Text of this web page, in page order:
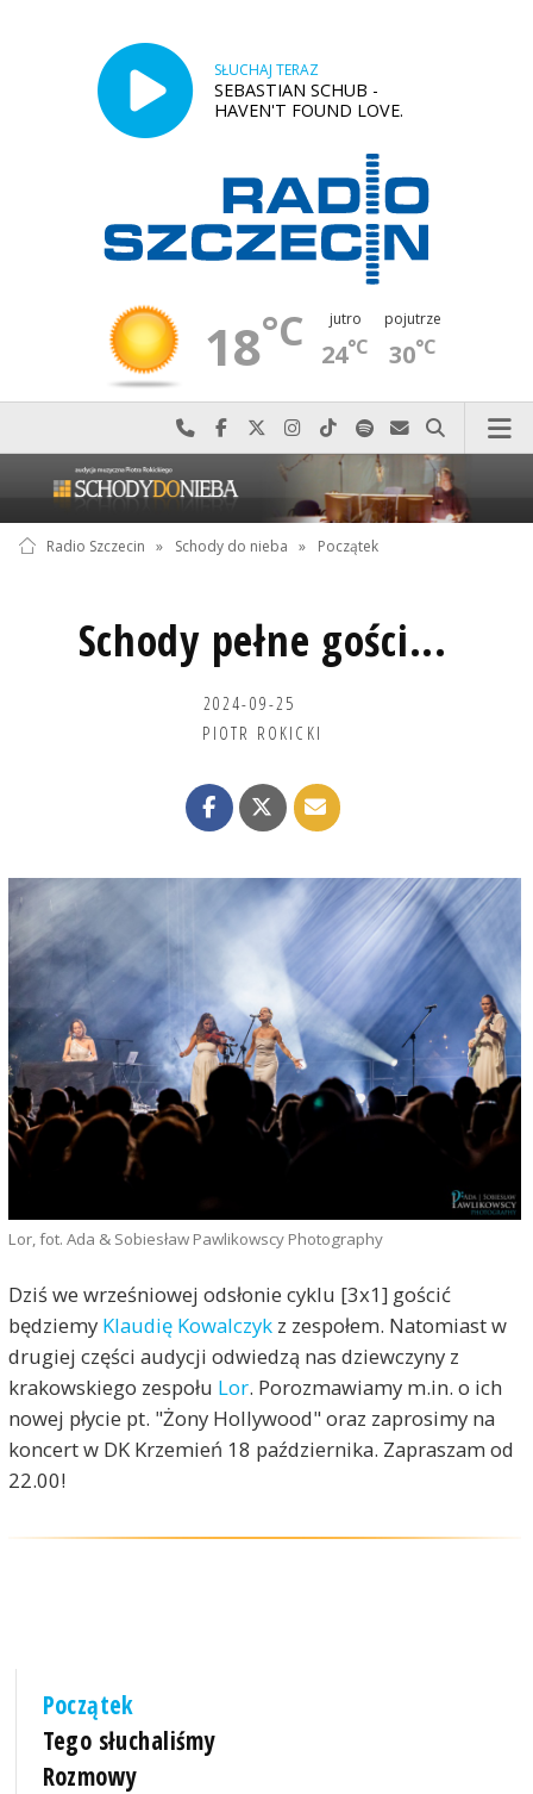
SŁUCHAJ TERAZ
SEBASTIAN SCHUB -
HAVEN'T FOUND LOVE.
18°C jutro
24°C
pojutrze
30°C
Najlepiej po prostu do nas zadzwoń
Odwiedź nas na Facebook-u
Odwiedź nas na X
Odwiedź nas na Instagram-ie
Odwiedź nas na TikTok-u
Szukaj nas na Spotify
Wyślij do nas
Szukaj
Radio Szczecin » Schody do nieba » Początek
Schody pełne gości...
2024-09-25
PIOTR ROKICKI
Lor, fot. Ada & Sobiesław Pawlikowscy Photography
Dziś we wrześniowej odsłonie cyklu [3x1] gościć
będziemy Klaudię Kowalczykz zespołem. Natomiast w
drugiej części audycji odwiedzą nas dziewczyny z
krakowskiego zespołu Lor. Porozmawiamy m.in. o ich
nowej płycie pt. "Żony Hollywood" oraz zaprosimy na
koncert w DK Krzemień 18 października. Zapraszam od
22.00!
Początek
Tego słuchaliśmy
Rozmowy